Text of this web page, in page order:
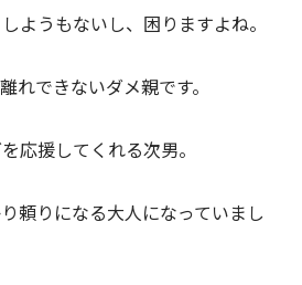
ようもないし、困りますよね。
れできないダメ親です。
応援してくれる次男。
頼りになる大人になっていまし